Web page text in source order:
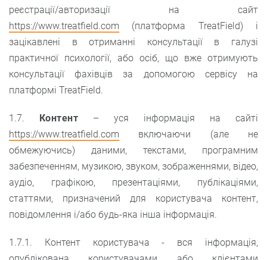
реєстрації/авторизації на сайт
https://www.treatfield.com (платформа TreatField) і
зацікавлені в отриманні консультації в галузі
практичної психології, або осіб, що вже отримують
консультації фахівців за допомогою сервісу на
платформі TreatField.
1.7. Контент – уся інформація на сайті
https://www.treatfield.com включаючи (але не
обмежуючись) даними, текстами, програмним
забезпеченням, музикою, звуком, зображеннями, відео,
аудіо, графікою, презентаціями, публікаціями,
статтями, призначений для користувача контент,
повідомлення і/або будь-яка інша інформація.
1.7.1. Контент користувача - вся інформація,